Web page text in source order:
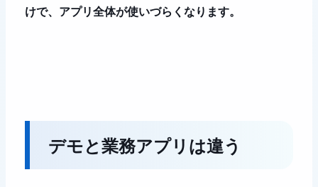
けで、アプリ全体が使いづらくなります。
デモと業務アプリは違う